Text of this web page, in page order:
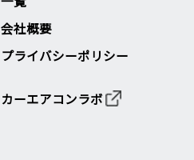
会社概要
プライバシーポリシー
カーエアコンラボ